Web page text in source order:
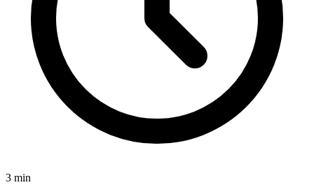
3 min